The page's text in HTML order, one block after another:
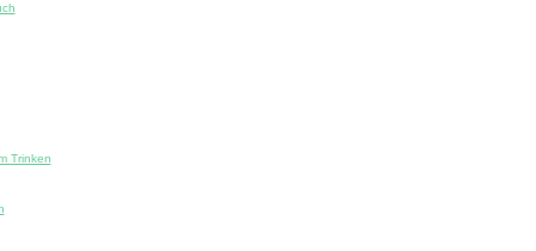
Trinken